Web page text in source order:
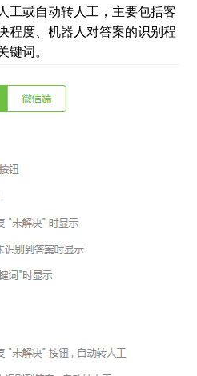
工或自动转人工，主要包括客
程度、机器人对答案的识别程
键词。